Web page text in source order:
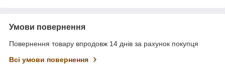
Умови повернення
Повернення товару впродовж 14 днів за рахунок покупця
Всі умови повернення